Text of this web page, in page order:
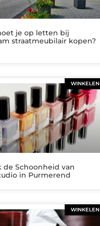
je op letten bij
straatmeubilair kopen?
WINKELEN
de Schoonheid van
in Purmerend
WINKELEN